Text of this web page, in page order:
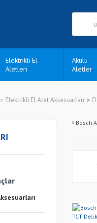
Elektrikli El
Aletleri
Akülü
Aletler
Elektrikli El Alet Aksesuarları
Bosch